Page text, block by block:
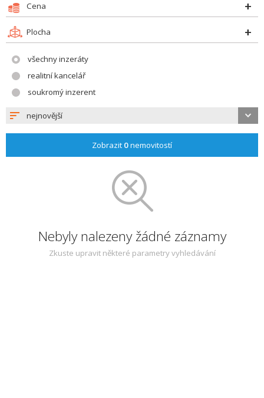
Cena
Plocha
všechny inzeráty
realitní kancelář
soukromý inzerent
nejnovější
Zobrazit 0nemovitostí
Nebyly nalezeny žádné záznamy
Zkuste upravit některé parametry vyhledávání